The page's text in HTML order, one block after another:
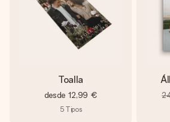
Toalla
desde 12,99 €
5 Tipos